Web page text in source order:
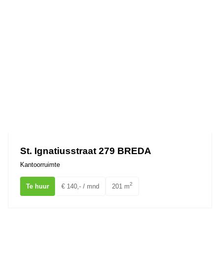
St. Ignatiusstraat 279 BREDA
Kantoorruimte
Te huur € 140,- / mnd 201 m2